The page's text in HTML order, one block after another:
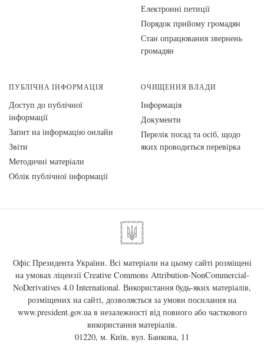
Електронні петиції
Порядок прийому громадян
Стан опрацювання звернень
громадян
ПУБЛІЧНА ІНФОРМАЦІЯ
Доступ до публічної
інформації
Запит на інформацію онлайн
Звіти
Методичні матеріали
Облік публічної інформації
ОЧИЩЕННЯ ВЛАДИ
Інформація
Документи
Перелік посад та осіб, щодо
яких проводиться перевірка
Офіс Президента України. Всі матеріали на цьому сайті розміщені
на умовах ліцензії Creative Commons Attribution-NonCommercial-
NoDerivatives 4.0 International. Використання будь-яких матеріалів,
розміщених на сайті, дозволяється за умови посилання на
www.president.gov.uaв незалежності від повного або часткового
використання матеріалів.
01220, м. Київ, вул. Банкова, 11